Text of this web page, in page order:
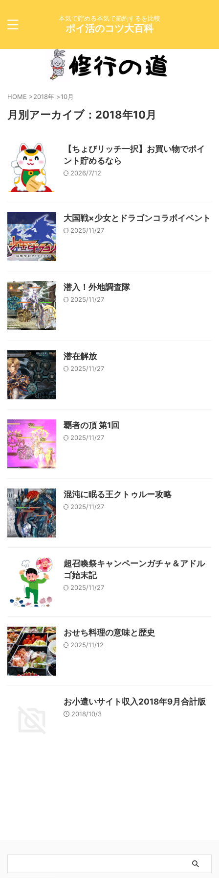
本気で貯める本気で節約するを比較
ポイ活のコツ大百科
HOME >2018年 >10月
月別アーカイブ：2018年10月
【ちょびリッチ一択】お買い物でポイ
ント貯めるなら
2026/7/12
大国戦×少女とドラゴンコラボイベント
2025/11/27
潜入！外地調査隊
2025/11/27
潜在解放
2025/11/27
覇者の頂 第1回
2025/11/27
混沌に眠る王クトゥルー攻略
2025/11/27
超召喚祭キャンペーンガチャ＆アドル
ゴ始末記
2025/11/27
おせち料理の意味と歴史
2025/11/12
お小遣いサイト収入2018年9月合計版
2018/10/3